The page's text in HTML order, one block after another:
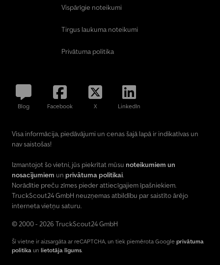
Vispārīgie noteikumi
Tirgus laukuma noteikumi
Privātuma politika
Blog Facebook X LinkedIn
Visa informācija, piedāvājumi un cenas šajā lapā ir indikatīvas un
nav saistošas!
Izmantojot šo vietni, jūs piekrītat mūsu noteikumiem un
nosacījumiem un privātuma politikai.
Norādītie preču zīmes pieder attiecīgajiem īpašniekiem.
TruckScout24 GmbH neuzņemas atbildību par saistīto ārējo
interneta vietņu saturu.
© 2000 - 2026 TruckScout24 GmbH
Šī vietne ir aizsargāta ar reCAPTCHA, un tiek piemērota Google privātuma
politika un lietotāja līgums.